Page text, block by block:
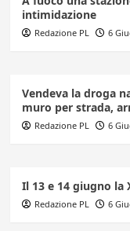
intimidazione
Redazione PL 6
Vendeva la droga
muro per strada,
Redazione PL 6
Il 13 e 14 giugno la
Redazione PL 6